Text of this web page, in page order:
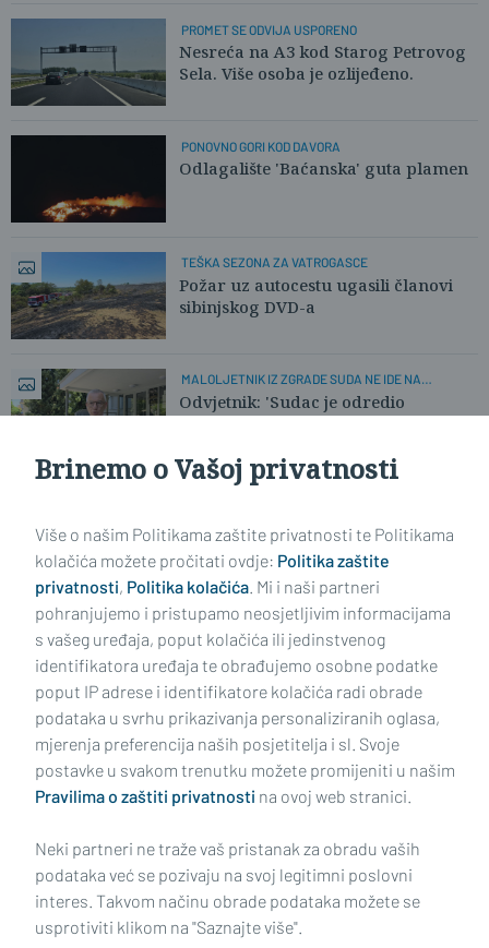
PROMET SE ODVIJA USPORENO
Nesreća na A3 kod Starog Petrovog
Sela. Više osoba je ozlijeđeno.
PONOVNO GORI KOD DAVORA
Odlagalište 'Baćanska' guta plamen
TEŠKA SEZONA ZA VATROGASCE
Požar uz autocestu ugasili članovi
sibinjskog DVD-a
MALOLJETNIK IZ ZGRADE SUDA NE IDE NA
SLOBODU
Odvjetnik: 'Sudac je odredio
privremenu mjeru smještaja u
Impressum Uvjeti korištenja Politika privatnosti
Politika kolačića Kontakt Pritužbe Suradnici
Oglašavanje
RUBRIKE
Brinemo o Vašoj privatnosti
Više o našim Politikama zaštite privatnosti te Politikama
kolačića možete pročitati ovdje: Politika zaštite
privatnosti, Politika kolačića. Mi i naši partneri
pohranjujemo i pristupamo neosjetljivim informacijama
s vašeg uređaja, poput kolačića ili jedinstvenog
identifikatora uređaja te obrađujemo osobne podatke
poput IP adrese i identifikatore kolačića radi obrade
podataka u svrhu prikazivanja personaliziranih oglasa,
mjerenja preferencija naših posjetitelja i sl. Svoje
postavke u svakom trenutku možete promijeniti u našim
Pravilima o zaštiti privatnosti na ovoj web stranici.
Neki partneri ne traže vaš pristanak za obradu vaših
podataka već se pozivaju na svoj legitimni poslovni
interes. Takvom načinu obrade podataka možete se
usprotiviti klikom na "Saznajte više".